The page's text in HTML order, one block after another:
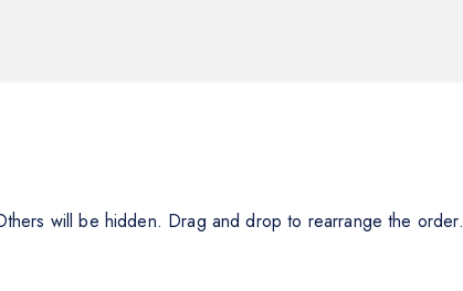
will be hidden. Drag and drop to rearrange the order.